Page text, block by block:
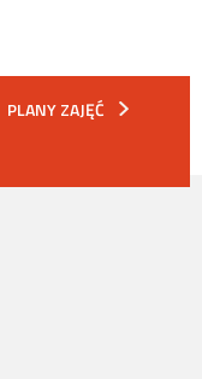
PLANY ZAJĘĆ